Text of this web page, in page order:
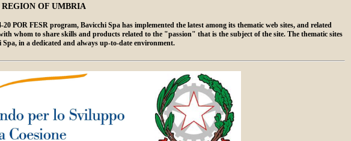
OF UMBRIA
POR FESR program, Bavicchi Spa has implemented the latest among its thematic web sites, and related
whom to share skills and products related to the "passion" that is the subject of the site. The thematic sites
in a dedicated and always up-to-date environment.